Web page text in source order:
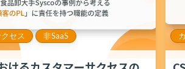
ニング
グ
ボタージュマニュアルとは？組織の内部崩壊
関するバイブル
セス 非SaaS